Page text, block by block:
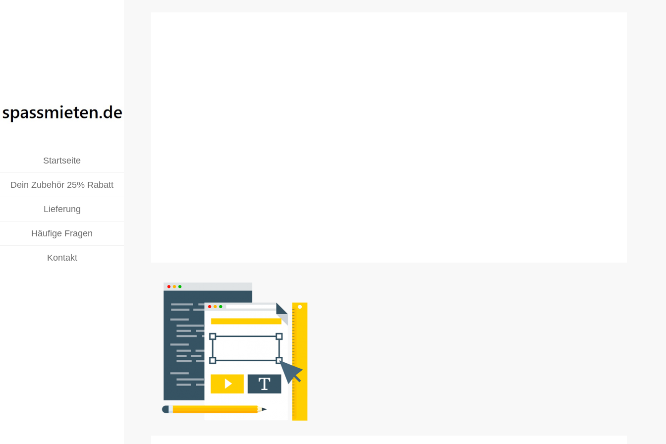
Startseite
Dein Zubehör 25% Rabatt
Lieferung
Häufige Fragen
Kontakt